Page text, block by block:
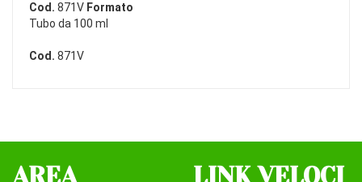
Cod. 871V Formato
Tubo da 100 ml
Cod. 871V